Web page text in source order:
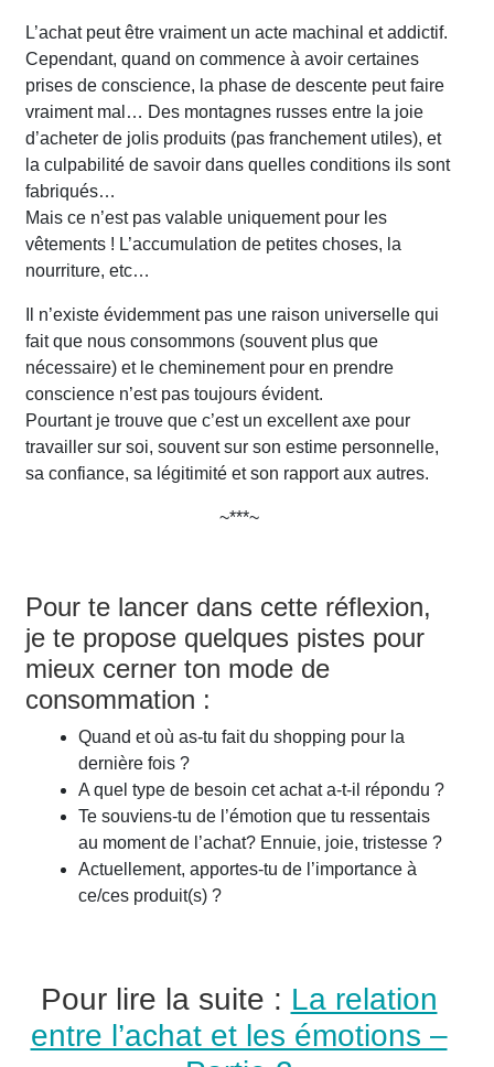
L’achat peut être vraiment un acte machinal et addictif.
Cependant, quand on commence à avoir certaines
prises de conscience, la phase de descente peut faire
vraiment mal… Des montagnes russes entre la joie
d’acheter de jolis produits (pas franchement utiles), et
la culpabilité de savoir dans quelles conditions ils sont
fabriqués…
Mais ce n’est pas valable uniquement pour les
vêtements ! L’accumulation de petites choses, la
nourriture, etc…
Il n’existe évidemment pas une raison universelle qui
fait que nous consommons (souvent plus que
nécessaire) et le cheminement pour en prendre
conscience n’est pas toujours évident.
Pourtant je trouve que c’est un excellent axe pour
travailler sur soi, souvent sur son estime personnelle,
sa confiance, sa légitimité et son rapport aux autres.
~***~
Pour te lancer dans cette réflexion,
je te propose quelques pistes pour
mieux cerner ton mode de
consommation :
Quand et où as-tu fait du shopping pour la
dernière fois ?
A quel type de besoin cet achat a-t-il répondu ?
Te souviens-tu de l’émotion que tu ressentais
au moment de l’achat? Ennuie, joie, tristesse ?
Actuellement, apportes-tu de l’importance à
ce/ces produit(s) ?
Pour lire la suite : La relation
entre l’achat et les émotions –